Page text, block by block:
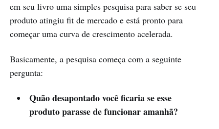
em seu livro uma simples pesquisa para saber se seu
produto atingiu fit de mercado e está pronto para
começar uma curva de crescimento acelerada.
Basicamente, a pesquisa começa com a seguinte
pergunta:
Quão desapontado você ficaria se esse
produto parasse de funcionar amanhã?